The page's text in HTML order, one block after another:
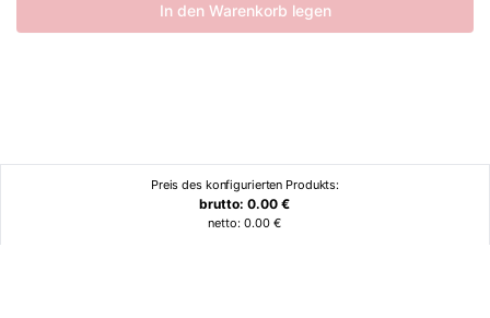
In den Warenkorb legen
Preis des konfigurierten Produkts:
brutto:0.00 €
netto:0.00 €